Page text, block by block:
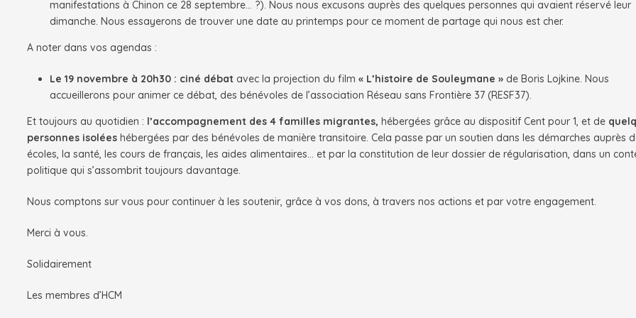
manifestations à Chinon ce 28 septembre… ?). Nous nous excusons auprès des quelques personnes qui avaient réservé leur
dimanche. Nous essayerons de trouver une date au printemps pour ce moment de partage qui nous est cher.
A noter dans vos agendas :
Le 19 novembre à 20h30 : ciné débat avec la projection du film « L’histoire de Souleymane » de Boris Lojkine. Nous
accueillerons pour animer ce débat, des bénévoles de l’association Réseau sans Frontière 37 (RESF37).
Et toujours au quotidien : l’accompagnement des 4 familles migrantes,hébergées grâce au dispositif Cent pour 1, et de
personnes isolées hébergées par des bénévoles de manière transitoire. Cela passe par un soutien dans les démarches auprès
écoles, la santé, les cours de français, les aides alimentaires… et par la constitution de leur dossier de régularisation, dans un
politique qui s’assombrit toujours davantage.
Nous comptons sur vous pour continuer à les soutenir, grâce à vos dons, à travers nos actions et par votre engagement.
Merci à vous.
Solidairement
Les membres d’HCM